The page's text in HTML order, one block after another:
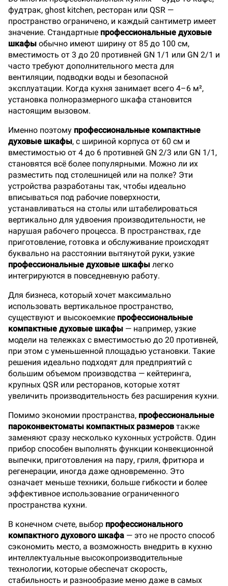
фудтрак, ghost kitchen, ресторан или QSR —
пространство ограничено, и каждый сантиметр имеет
значение. Стандартные профессиональные духовые
шкафы обычно имеют ширину от 85 до 100 см,
вместимость от 3 до 20 противней GN 1/1 или GN 2/1 и
часто требуют дополнительного места для
вентиляции, подводки воды и безопасной
эксплуатации. Когда кухня занимает всего 4–6 м²,
установка полноразмерного шкафа становится
настоящим вызовом.
Именно поэтому профессиональные компактные
духовые шкафы, с шириной корпуса от 60 см и
вместимостью от 4 до 6 противней GN 2/3 или GN 1/1,
становятся всё более популярными. Можно ли их
разместить под столешницей или на полке? Эти
устройства разработаны так, чтобы идеально
вписываться под рабочие поверхности,
устанавливаться на столы или штабелироваться
вертикально для удвоения производительности, не
нарушая рабочего процесса. В пространствах, где
приготовление, готовка и обслуживание происходят
буквально на расстоянии вытянутой руки, узкие
профессиональные духовые шкафы легко
интегрируются в повседневную работу.
Для бизнеса, который хочет максимально
использовать вертикальное пространство,
существуют и высокоемкие профессиональные
компактные духовые шкафы — например, узкие
модели на тележках с вместимостью до 20 противней,
при этом с уменьшенной площадью установки. Такие
решения идеально подходят для предприятий с
большим объемом производства — кейтеринга,
крупных QSR или ресторанов, которые хотят
увеличить производительность без расширения кухни.
Помимо экономии пространства, профессиональные
пароконвектоматы компактных размеров также
заменяют сразу несколько кухонных устройств. Один
прибор способен выполнять функции конвекционной
выпечки, приготовления на пару, гриля, фритюра и
регенерации, иногда даже одновременно. Это
означает меньше техники, больше гибкости и более
эффективное использование ограниченного
пространства кухни.
В конечном счете, выбор профессионального
компактного духового шкафа — это не просто способ
сэкономить место, а возможность внедрить в кухню
интеллектуальные высокопроизводительные
технологии, которые обеспечат скорость,
стабильность и разнообразие меню даже в самых